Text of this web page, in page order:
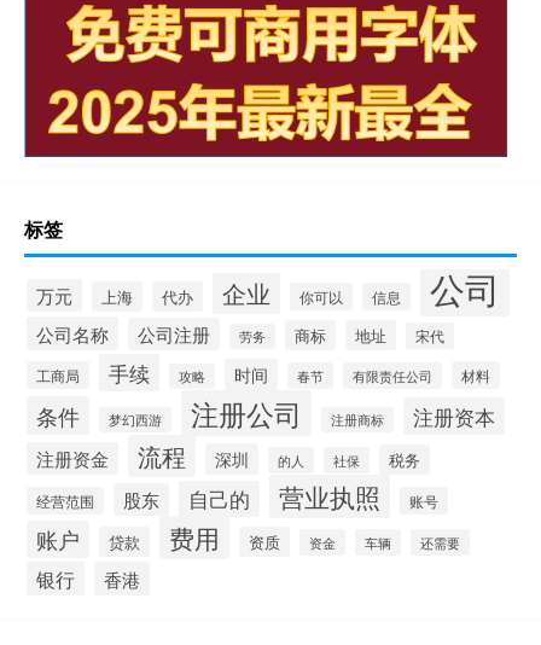
标签
万元 上海 代办 企业 你可以 信息 公司
公司名称 公司注册 劳务 商标 地址 宋代
工商局 手续 攻略 时间 春节 有限责任公司 材料
条件 梦幻西游 注册公司 注册商标 注册资本
注册资金 流程 深圳 的人 社保 税务
经营范围 股东 自己的 营业执照 账号
账户 贷款 费用 资质 资金 车辆 还需要
银行 香港